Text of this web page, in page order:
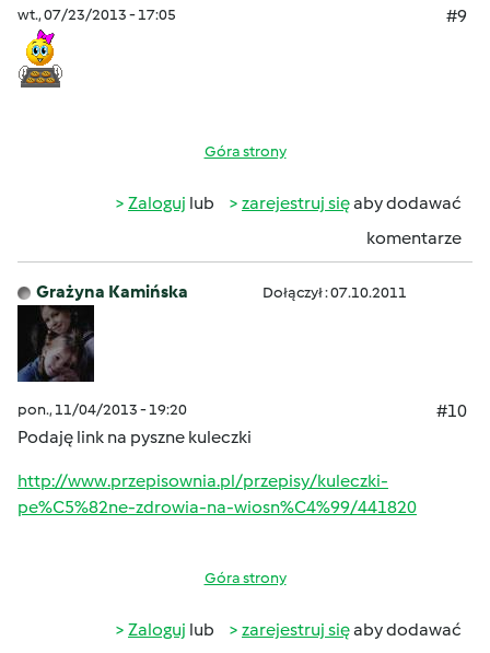
wt., 07/23/2013 - 17:05 #9
Góra strony
Zaloguj lub zarejestruj sięaby dodawać
komentarze
Grażyna Kamińska Dołączył : 07.10.2011
pon., 11/04/2013 - 19:20
#10
Podaję link na pyszne kuleczki
http://www.przepisownia.pl/przepisy/kuleczki-
pe%C5%82ne-zdrowia-na-wiosn%C4%99/441820
Góra strony
Zaloguj lub zarejestruj sięaby dodawać